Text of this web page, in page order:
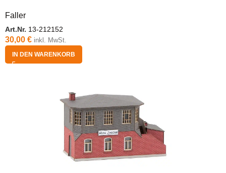
Faller
Art.Nr. 13-212152
30,00 € inkl. MwSt.
IN DEN WARENKORB